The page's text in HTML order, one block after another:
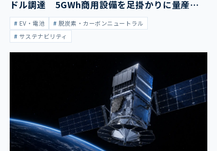
ドル調達 5GWh商用設備を足掛かりに量産拡
大EV・電池
脱炭素・カーボンニュートラル
サステナビリティ